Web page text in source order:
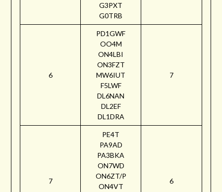
G3PXT
G0TRB
6
PD1GWF
OO4M
ON4LBI
ON3FZT
MW6IUT
F5LWF
DL6NAN
DL2EF
DL1DRA
7
7
PE4T
PA9AD
PA3BKA
ON7WD
ON6ZT/P
ON4VT
6